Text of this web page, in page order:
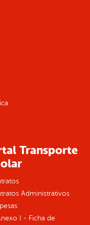
Transporte
Administrativos
I - Ficha de